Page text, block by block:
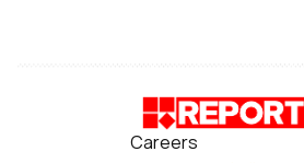
Careers